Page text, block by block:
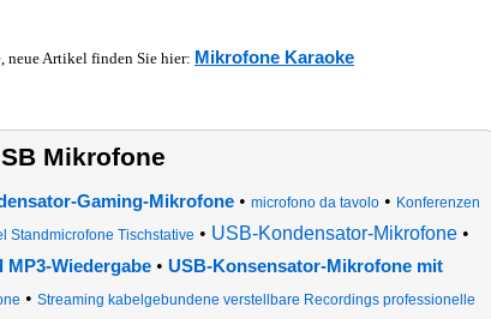
Artikel finden Sie hier: Mikrofone Karaoke
Mikrofone
Gaming-Mikrofone• microfono da tavolo• Konferenzen
Standmicrofone Tischstative • USB-Kondensator-Mikrofone•
MP3-Wiedergabe • USB-Konsensator-Mikrofone mit
• Streaming kabelgebundene verstellbare Recordings professionelle